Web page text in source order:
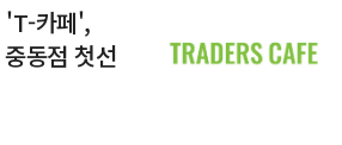
'T-카페',
동점 첫선